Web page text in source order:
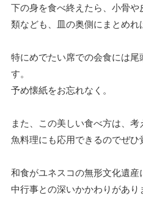
下の身を食べ終えたら、小骨
類なども、皿の奥側にまとめれ
特にめでたい席での会食には
す。
予め懐紙をお忘れなく。
また、この美しい食べ方は、
魚料理にも応用できるのでぜひ
和食がユネスコの無形文化遺
中行事との深いかかわりがあ